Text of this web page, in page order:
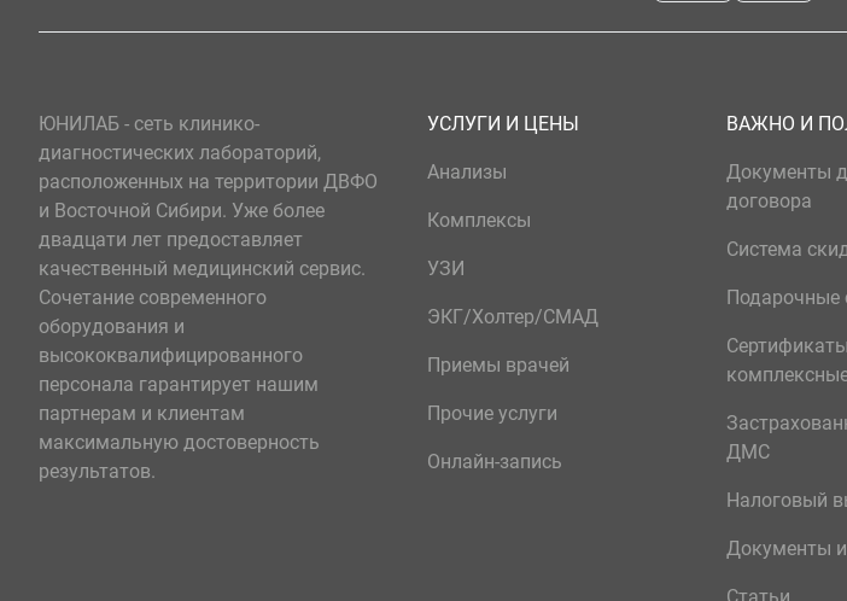
ЮНИЛАБ - сеть клинико-
диагностических лабораторий,
расположенных на территории ДВФО
и Восточной Сибири. Уже более
двадцати лет предоставляет
качественный медицинский сервис.
Сочетание современного
оборудования и
высококвалифицированного
персонала гарантирует нашим
партнерам и клиентам
максимальную достоверность
результатов.
УСЛУГИ И ЦЕНЫ
Анализы
Комплексы
УЗИ
ЭКГ/Холтер/СМАД
Приемы врачей
Прочие услуги
Онлайн-запись
ВАЖНО И
Документы
договора
Система
Подарочные
ДМС
Налоговый
Документы